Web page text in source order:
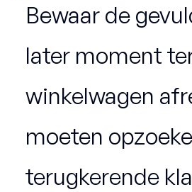
Bewaar de
later moment
winkelwagen
moeten
terugkerende